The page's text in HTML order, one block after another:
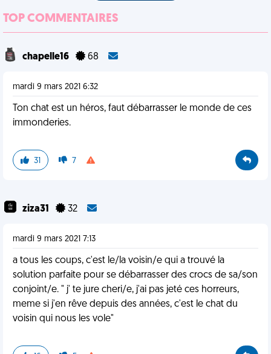
TOP COMMENTAIRES
chapelle16 68
mardi 9 mars 2021 6:32
Ton chat est un héros, faut débarrasser le monde de ces
immonderies.
31 7
ziza31 32
mardi 9 mars 2021 7:13
a tous les coups, c'est le/la voisin/e qui a trouvé la
solution parfaite pour se débarrasser des crocs de sa/son
conjoint/e. " j' te jure cheri/e, j'ai pas jeté ces horreurs,
meme si j'en rêve depuis des années, c'est le chat du
voisin qui nous les vole"